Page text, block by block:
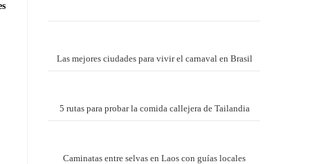
Las mejores ciudades para vivir el carnaval en Brasil
5 rutas para probar la comida callejera de Tailandia
Caminatas entre selvas en Laos con guías locales